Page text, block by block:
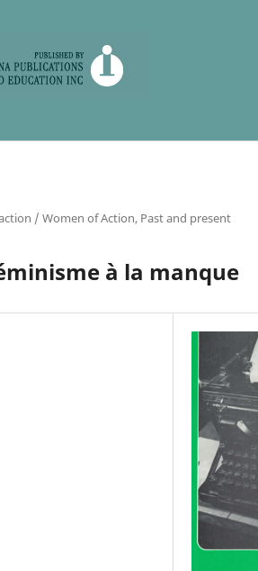
/ Women of Action, Past and present
à la manque